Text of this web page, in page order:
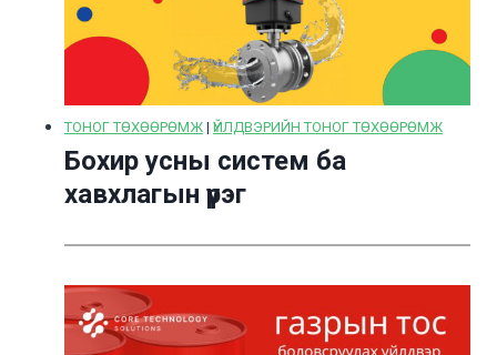
ТОНОГ ТӨХӨӨРӨМЖ | ҮЙЛДВЭРИЙН ТОНОГ ТӨХӨӨРӨМЖ
Бохир усны систем ба
хавхлагын үүрэг